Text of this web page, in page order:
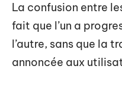
La confusion entre
fait que l’un a
l’autre, sans que la
annoncée aux